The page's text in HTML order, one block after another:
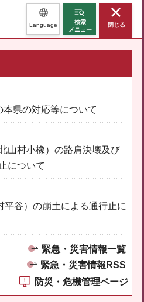
Language
検索
メニュー
閉じる
県の対応等について
山村小橡）の路肩決壊及び
について
平谷）の崩土による通行止に
緊急・災害情報一覧
緊急・災害情報RSS
防災・危機管理ページ